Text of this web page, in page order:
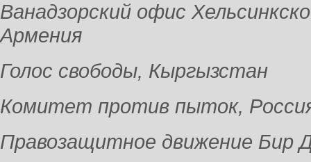
Ванадзорский офис
Армения
Голос свободы, Кыргызстан
Комитет против пыток,
Правозащитное движение Бир